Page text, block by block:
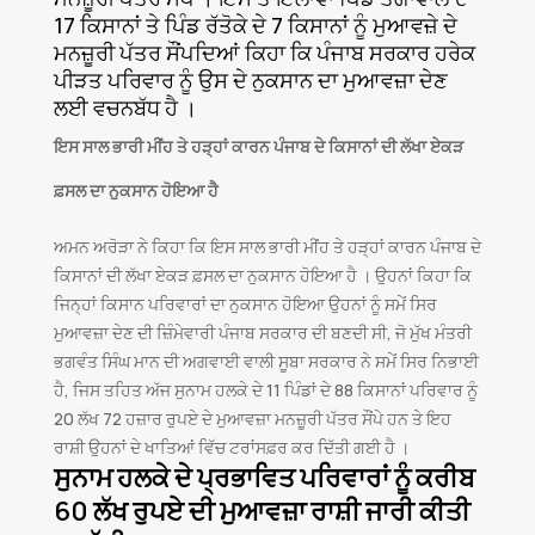
17 ਕਿਸਾਨਾਂ ਤੇ ਪਿੰਡ ਰੱਤੋਕੇ ਦੇ 7 ਕਿਸਾਨਾਂ ਨੂੰ ਮੁਆਵਜ਼ੇ ਦੇ
ਮਨਜ਼ੂਰੀ ਪੱਤਰ ਸੌਂਪਦਿਆਂ ਕਿਹਾ ਕਿ ਪੰਜਾਬ ਸਰਕਾਰ ਹਰੇਕ
ਪੀੜਤ ਪਰਿਵਾਰ ਨੂੰ ਉਸ ਦੇ ਨੁਕਸਾਨ ਦਾ ਮੁਆਵਜ਼ਾ ਦੇਣ
ਲਈ ਵਚਨਬੱਧ ਹੈ ।
ਇਸ ਸਾਲ ਭਾਰੀ ਮੀਂਹ ਤੇ ਹੜ੍ਹਾਂ ਕਾਰਨ ਪੰਜਾਬ ਦੇ ਕਿਸਾਨਾਂ ਦੀ ਲੱਖਾ ਏਕੜ
ਫ਼ਸਲ ਦਾ ਨੁਕਸਾਨ ਹੋਇਆ ਹੈ
ਅਮਨ ਅਰੋੜਾ ਨੇ ਕਿਹਾ ਕਿ ਇਸ ਸਾਲ ਭਾਰੀ ਮੀਂਹ ਤੇ ਹੜ੍ਹਾਂ ਕਾਰਨ ਪੰਜਾਬ ਦੇ
ਕਿਸਾਨਾਂ ਦੀ ਲੱਖਾ ਏਕੜ ਫ਼ਸਲ ਦਾ ਨੁਕਸਾਨ ਹੋਇਆ ਹੈ । ਉਹਨਾਂ ਕਿਹਾ ਕਿ
ਜਿਨ੍ਹਾਂ ਕਿਸਾਨ ਪਰਿਵਾਰਾਂ ਦਾ ਨੁਕਸਾਨ ਹੋਇਆ ਉਹਨਾਂ ਨੂੰ ਸਮੇਂ ਸਿਰ
ਮੁਆਵਜ਼ਾ ਦੇਣ ਦੀ ਜ਼ਿੰਮੇਵਾਰੀ ਪੰਜਾਬ ਸਰਕਾਰ ਦੀ ਬਣਦੀ ਸੀ, ਜੋ ਮੁੱਖ ਮੰਤਰੀ
ਭਗਵੰਤ ਸਿੰਘ ਮਾਨ ਦੀ ਅਗਵਾਈ ਵਾਲੀ ਸੂਬਾ ਸਰਕਾਰ ਨੇ ਸਮੇਂ ਸਿਰ ਨਿਭਾਈ
ਹੈ, ਜਿਸ ਤਹਿਤ ਅੱਜ ਸੁਨਾਮ ਹਲਕੇ ਦੇ 11 ਪਿੰਡਾਂ ਦੇ 88 ਕਿਸਾਨਾਂ ਪਰਿਵਾਰ ਨੂੰ
20 ਲੱਖ 72 ਹਜ਼ਾਰ ਰੁਪਏ ਦੇ ਮੁਆਵਜ਼ਾ ਮਨਜ਼ੂਰੀ ਪੱਤਰ ਸੌਂਪੇ ਹਨ ਤੇ ਇਹ
ਰਾਸ਼ੀ ਉਹਨਾਂ ਦੇ ਖਾਤਿਆਂ ਵਿੱਚ ਟਰਾਂਸਫ਼ਰ ਕਰ ਦਿੱਤੀ ਗਈ ਹੈ ।
ਸੁਨਾਮ ਹਲਕੇ ਦੇ ਪ੍ਰਭਾਵਿਤ ਪਰਿਵਾਰਾਂ ਨੂੰ ਕਰੀਬ
60 ਲੱਖ ਰੁਪਏ ਦੀ ਮੁਆਵਜ਼ਾ ਰਾਸ਼ੀ ਜਾਰੀ ਕੀਤੀ